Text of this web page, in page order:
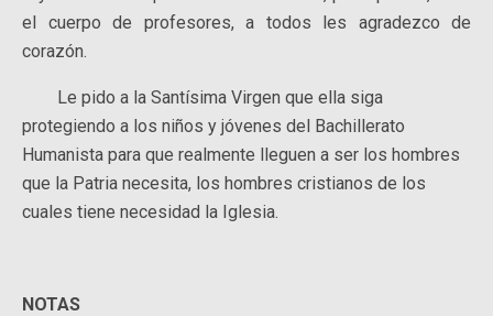
el cuerpo de profesores, a todos les agradezco de
corazón.
Le pido a la Santísima Virgen que ella siga
protegiendo a los niños y jóvenes del Bachillerato
Humanista para que realmente lleguen a ser los hombres
que la Patria necesita, los hombres cristianos de los
cuales tiene necesidad la Iglesia.
NOTAS